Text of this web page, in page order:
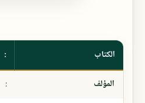
الكتاب :
المؤلف
: